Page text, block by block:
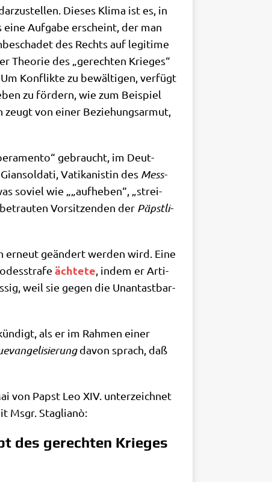
Die­ses Kli­ma ist es, in
Auf­ga­be erscheint, der man
des Rechts auf legi­ti­me
Theo­rie des „gerech­ten Krie­ges“
Kon­flik­te zu bewäl­ti­gen, ver­fügt
zu för­dern, wie zum Bei­spiel
von einer Bezie­hungs­ar­mut,
gebraucht, im Deut­
Vati­ka­ni­stin des Mess­
soviel wie „„auf­he­ben“, „strei­
Vor­sit­zen­den der Päpst­li­
erneut geän­dert wer­den wird. Eine
äch­te­te , indem er Arti­
weil sie gegen die Unan­tast­bar­
als er im Rah­men einer
davon sprach, daß
von Papst Leo XIV. unter­zeich­net
Msgr. Staglianò:
des gerechten Krieges